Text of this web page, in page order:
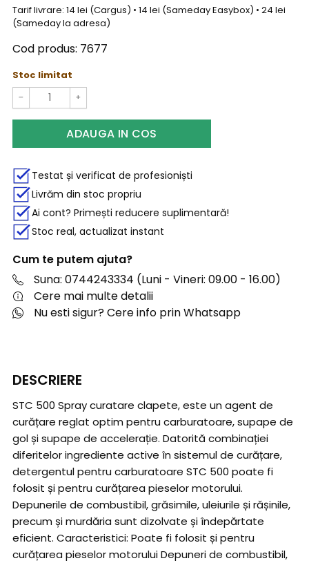
Tarif livrare: 14 lei (Cargus) • 14 lei (Sameday Easybox) • 24 lei
(Sameday la adresa)
Cod produs: 7677
Stoc limitat
− +
ADAUGA IN COS
Testat și verificat de profesioniști
Livrăm din stoc propriu
Ai cont? Primești reducere suplimentară!
Stoc real, actualizat instant
Cum te putem ajuta?
Suna: 0744243334 (Luni - Vineri: 09.00 - 16.00)
Cere mai multe detalii
Nu esti sigur? Cere info prin Whatsapp
DESCRIERE
STC 500 Spray curatare clapete, este un agent de
curățare reglat optim pentru carburatoare, supape de
gol și supape de accelerație. Datorită combinației
diferitelor ingrediente active în sistemul de curățare,
detergentul pentru carburatoare STC 500 poate fi
folosit și pentru curățarea pieselor motorului.
Depunerile de combustibil, grăsimile, uleiurile și rășinile,
precum și murdăria sunt dizolvate și îndepărtate
eficient. Caracteristici: Poate fi folosit și pentru
curățarea pieselor motorului Depuneri de combustibil,